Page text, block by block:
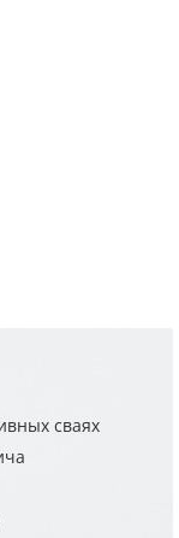
сваях